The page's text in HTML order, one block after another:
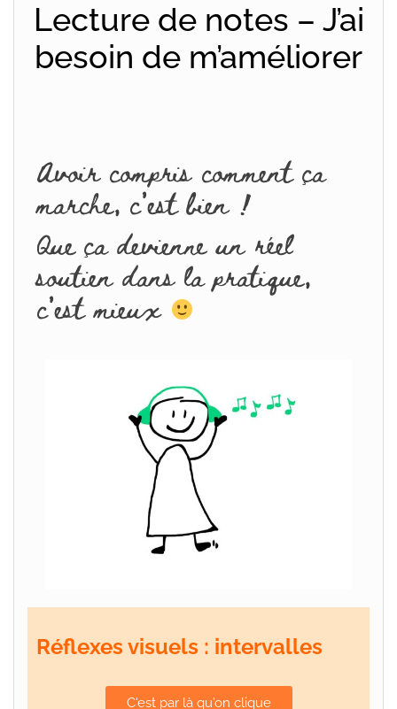
Lecture de notes – J’ai
besoin de m’améliorer
Avoir compris comment ça
marche, c’est bien !
Que ça devienne un réel
soutien dans la pratique,
c’est mieux
Réflexes visuels : intervalles
C'est par là qu'on clique